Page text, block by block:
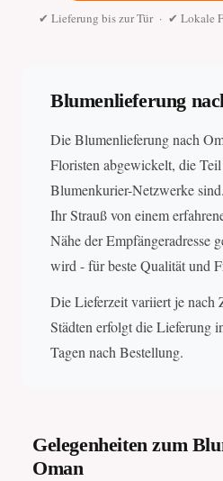
✔ Lieferung bis zur Tür · ✔ Lokale
Blumenlieferung
Die Blumenlieferung nach
Floristen abgewickelt, die
Blumenkurier-Netzwerke
Ihr Strauß von einem
Nähe der Empfängeradresse
wird - für beste Qualität und
Die Lieferzeit variiert je nach
Städten erfolgt die Lieferung
Tagen nach Bestellung.
Gelegenheiten zum
Oman